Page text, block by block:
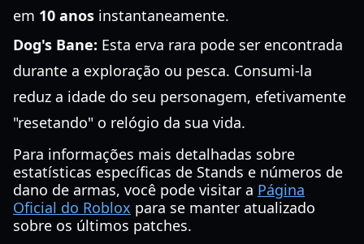
em 10 anos instantaneamente.
Dog's Bane: Esta erva rara pode ser encontrada
durante a exploração ou pesca. Consumi-la
reduz a idade do seu personagem, efetivamente
"resetando" o relógio da sua vida.
Para informações mais detalhadas sobre
estatísticas específicas de Stands e números de
dano de armas, você pode visitar a Página
Oficial do Roblox para se manter atualizado
sobre os últimos patches.